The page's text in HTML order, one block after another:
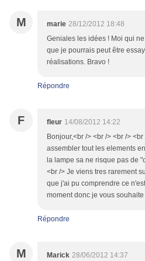
M marie 28/12/2012 18:48
Geniales les idées ! Moi qui
que je pourrais peut être
réalisations. Bravo !
Répondre
F fleur 14/08/2012 14:22
Bonjour,<br /> <br /> <br />
assembler tout les elements
la lampe sa ne risque pas de
<br /> Je viens tres rarement
que j'ai pu comprendre ce
moment donc je vous
Répondre
M Marick 28/06/2012 14:37